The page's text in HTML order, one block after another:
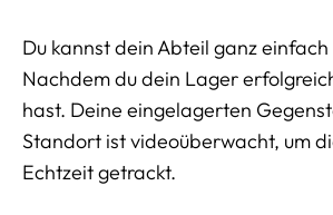
Du kannst dein Abteil ganz
Nachdem du dein Lager
hast. Deine eingelagerten
Standort ist videoüberwacht, um
Echtzeit getrackt.